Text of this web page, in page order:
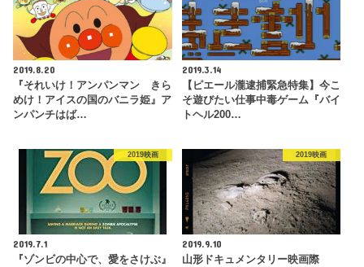
2019.8.20
『それいけ！アンパンマン きら
めけ！アイスの国のバニラ姫』ア
ンパンチはば…
2019.3.14
【ピエール瀧逮捕緊急特集】今こ
そ遊びたい仕事中毒ゲーム『バイ
トヘル200…
2019映画
2019.7.1
『ゾンビの中心で、愛をさけぶ』
2019映画
2019.9.10
山形ドキュメンタリー映画際